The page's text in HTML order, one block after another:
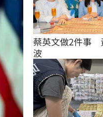
蔡英文做2件事
波